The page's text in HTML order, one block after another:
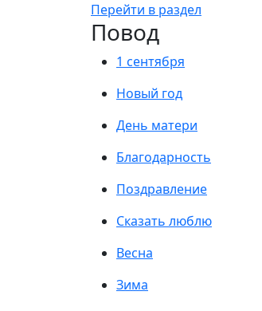
Перейти в раздел
Повод
1 сентября
Новый год
День матери
Благодарность
Поздравление
Сказать люблю
Весна
Зима